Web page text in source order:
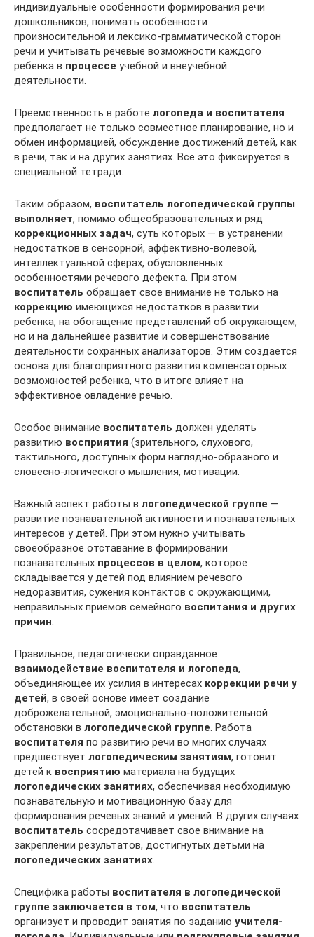
индивидуальные особенности формирования речи
дошкольников, понимать особенности
произносительной и лексико-грамматической сторон
речи и учитывать речевые возможности каждого
ребенка в процессе учебной и внеучебной
деятельности.
Преемственность в работе логопеда и воспитателя
предполагает не только совместное планирование, но и
обмен информацией, обсуждение достижений детей, как
в речи, так и на других занятиях. Все это фиксируется в
специальной тетради.
Таким образом, воспитатель логопедической группы
выполняет, помимо общеобразовательных и ряд
коррекционных задач, суть которых — в устранении
недостатков в сенсорной, аффективно-волевой,
интеллектуальной сферах, обусловленных
особенностями речевого дефекта. При этом
воспитатель обращает свое внимание не только на
коррекцию имеющихся недостатков в развитии
ребенка, на обогащение представлений об окружающем,
но и на дальнейшее развитие и совершенствование
деятельности сохранных анализаторов. Этим создается
основа для благоприятного развития компенсаторных
возможностей ребенка, что в итоге влияет на
эффективное овладение речью.
Особое внимание воспитатель должен уделять
развитию восприятия (зрительного, слухового,
тактильного, доступных форм наглядно-образного и
словесно-логического мышления, мотивации.
Важный аспект работы в логопедической группе —
развитие познавательной активности и познавательных
интересов у детей. При этом нужно учитывать
своеобразное отставание в формировании
познавательных процессов в целом, которое
складывается у детей под влиянием речевого
недоразвития, сужения контактов с окружающими,
неправильных приемов семейного воспитания и других
причин.
Правильное, педагогически оправданное
взаимодействие воспитателя и логопеда,
объединяющее их усилия в интересах коррекции речи у
детей, в своей основе имеет создание
доброжелательной, эмоционально-положительной
обстановки в логопедической группе. Работа
воспитателя по развитию речи во многих случаях
предшествует логопедическим занятиям, готовит
детей к восприятию материала на будущих
логопедических занятиях, обеспечивая необходимую
познавательную и мотивационную базу для
формирования речевых знаний и умений. В других случаях
воспитатель сосредотачивает свое внимание на
закреплении результатов, достигнутых детьми на
логопедических занятиях.
Специфика работы воспитателя в логопедической
группе заключается в том, что воспитатель
организует и проводит занятия по заданию учителя-